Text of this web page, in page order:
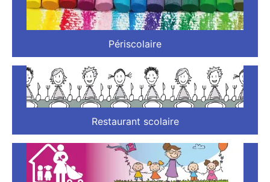
Périscolaire
Restaurant scolaire